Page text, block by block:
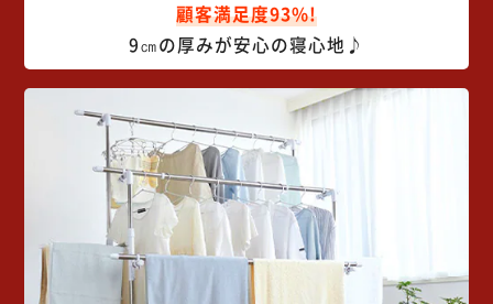
顧客満足度93%!
9㎝の厚みが安心の寝心地♪